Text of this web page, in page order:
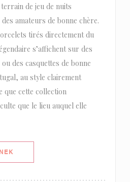
de jeu de nuits
amateurs de bonne chère.
tirés directement du
s’affichent sur des
des casquettes de bonne
au style clairement
que cette collection
que le lieu auquel elle